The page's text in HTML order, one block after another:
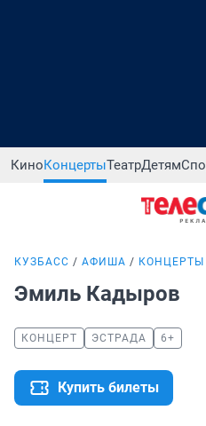
КиноКонцертыТеатрДетям
КУЗБАСС АФИША КОНЦЕРТЫ
Эмиль Кадыров
КОНЦЕРТ ЭСТРАДА 6+
Купить билеты